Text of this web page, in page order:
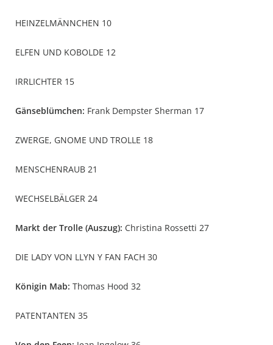
HEINZELMÄNNCHEN 10
ELFEN UND KOBOLDE 12
IRRLICHTER 15
Gänseblümchen: Frank Dempster Sherman 17
ZWERGE, GNOME UND TROLLE 18
MENSCHENRAUB 21
WECHSELBÄLGER 24
Markt der Trolle (Auszug): Christina Rossetti 27
DIE LADY VON LLYN Y FAN FACH 30
Königin Mab: Thomas Hood 32
PATENTANTEN 35